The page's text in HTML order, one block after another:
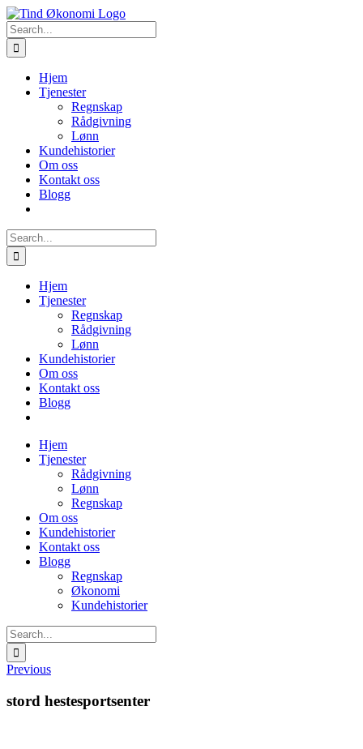
Skip
to
content
Search
for:
Hjem
Tjenester
Regnskap
Rådgivning
Lønn
Kundehistorier
Om oss
Kontakt oss
Blogg
Search
for:
Hjem
Tjenester
Regnskap
Rådgivning
Lønn
Kundehistorier
Om oss
Kontakt oss
Blogg
Hjem
Tjenester
Rådgivning
Lønn
Regnskap
Om oss
Kundehistorier
Kontakt oss
Blogg
Regnskap
Økonomi
Kundehistorier
Search
for:
Previous
stord hestesportsenter